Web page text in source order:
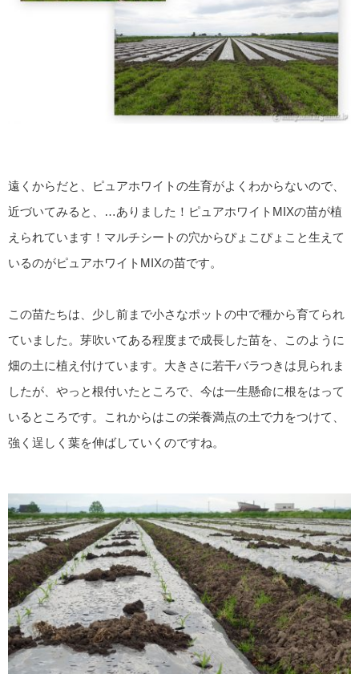
遠くからだと、ピュアホワイトの生育がよくわからないので、
近づいてみると、…ありました！ピュアホワイトMIXの苗が植
えられています！マルチシートの穴からぴょこぴょこと生えて
いるのがピュアホワイトMIXの苗です。
この苗たちは、少し前まで小さなポットの中で種から育てられ
ていました。芽吹いてある程度まで成長した苗を、このように
畑の土に植え付けています。大きさに若干バラつきは見られま
したが、やっと根付いたところで、今は一生懸命に根をはって
いるところです。これからはこの栄養満点の土で力をつけて、
強く逞しく葉を伸ばしていくのですね。